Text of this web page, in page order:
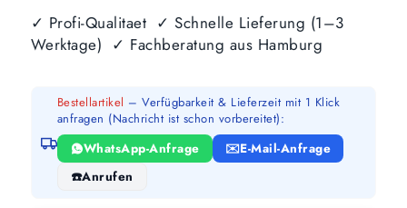
✓ Profi-Qualitaet ✓ Schnelle Lieferung (1–3
Werktage) ✓ Fachberatung aus Hamburg
Bestellartikel – Verfügbarkeit & Lieferzeit mit 1 Klick
anfragen (Nachricht ist schon vorbereitet):
WhatsApp-Anfrage
E-Mail-Anfrage
Anrufen